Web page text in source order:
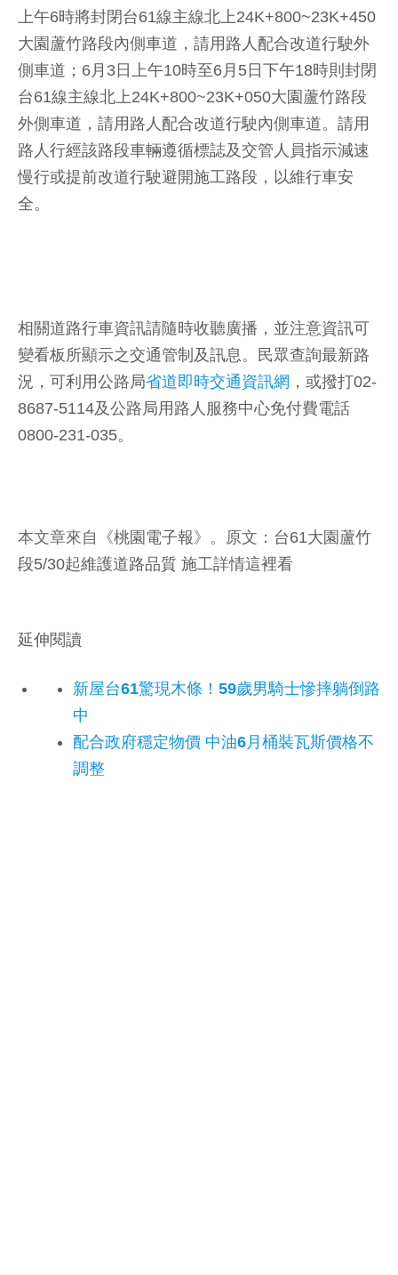
上午6時將封閉台61線主線北上24K+800~23K+450
大園蘆竹路段內側車道，請用路人配合改道行駛外
側車道；6月3日上午10時至6月5日下午18時則封閉
台61線主線北上24K+800~23K+050大園蘆竹路段
外側車道，請用路人配合改道行駛內側車道。請用
路人行經該路段車輛遵循標誌及交管人員指示減速
慢行或提前改道行駛避開施工路段，以維行車安
全。
相關道路行車資訊請隨時收聽廣播，並注意資訊可
變看板所顯示之交通管制及訊息。民眾查詢最新路
況，可利用公路局省道即時交通資訊網 ，或撥打02-
8687-5114及公路局用路人服務中心免付費電話
0800-231-035。
本文章來自《桃園電子報》。原文： 台61大園蘆竹
段5/30起維護道路品質 施工詳情這裡看
延伸閱讀
新屋台61驚現木條！59歲男騎士慘摔躺倒路
中
配合政府穩定物價 中油6月桶裝瓦斯價格不
調整